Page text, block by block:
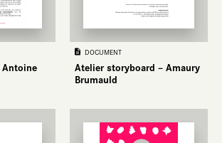
DOCUMENT
Atelier storyboard – Amaury
Brumauld